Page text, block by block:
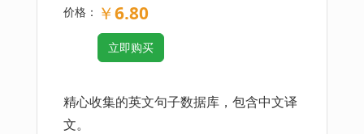
价格： ￥6.80
立即购买
精心收集的英文句子数据库，包含中文译
文。